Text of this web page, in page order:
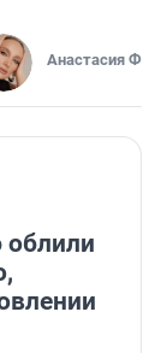
Анастасия
облили